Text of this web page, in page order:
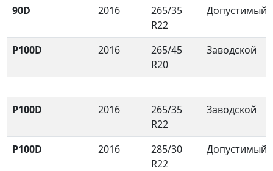
90D 2016
265/35
R22
Допустимый
P100D 2016
265/45
R20
Заводской
P100D 2016
265/35
R22
Заводской
P100D 2016
285/30
R22
Допустимый